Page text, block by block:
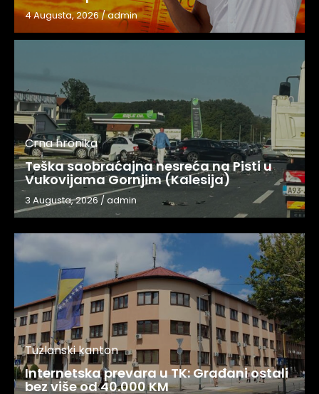
4 Augusta, 2026/admin
Crna hronika
Teška saobraćajna nesreća na Pisti u
Vukovijama Gornjim (Kalesija)
3 Augusta, 2026/admin
Tuzlanski kanton
Internetska prevara u TK: Građani ostali
bez više od 40.000 KM